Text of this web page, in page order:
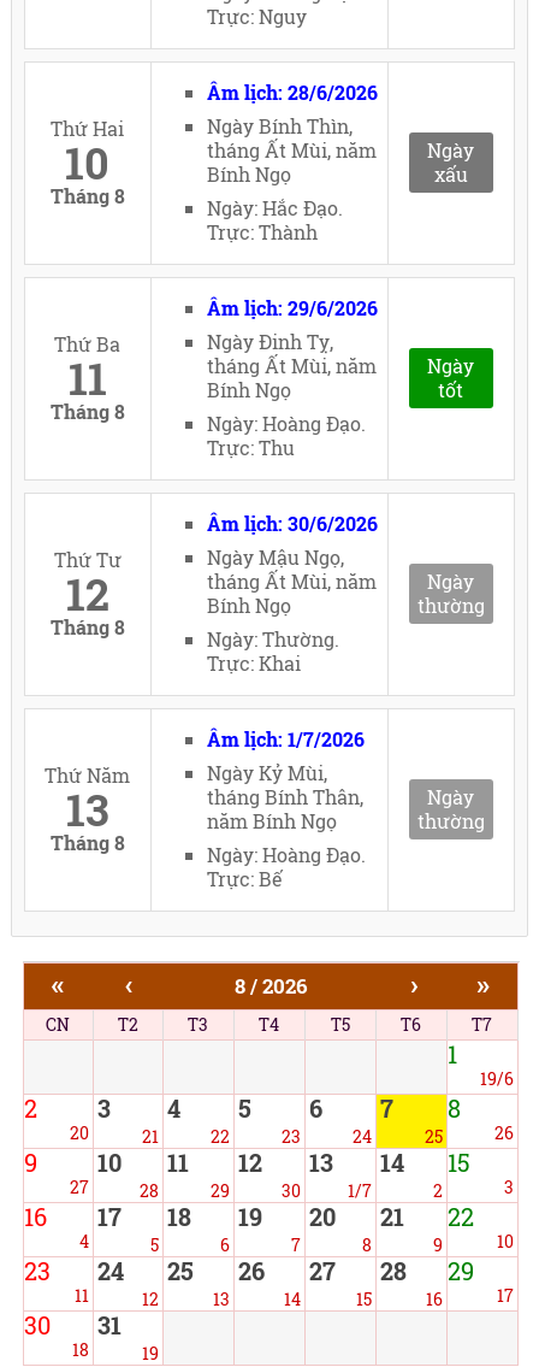
Trực: Nguy
Thứ Hai
10
Tháng 8
Âm lịch: 28/6/2026
Ngày Bính Thìn,
tháng Ất Mùi, năm
Bính Ngọ
Ngày: Hắc Đạo.
Trực: Thành
Ngày
xấu
Thứ Ba
11
Tháng 8
Âm lịch: 29/6/2026
Ngày Đinh Tỵ,
tháng Ất Mùi, năm
Bính Ngọ
Ngày: Hoàng Đạo.
Trực: Thu
Ngày
tốt
Thứ Tư
12
Tháng 8
Âm lịch: 30/6/2026
Ngày Mậu Ngọ,
tháng Ất Mùi, năm
Bính Ngọ
Ngày: Thường.
Trực: Khai
Ngày
thường
Thứ Năm
13
Tháng 8
Âm lịch: 1/7/2026
Ngày Kỷ Mùi,
tháng Bính Thân,
năm Bính Ngọ
Ngày: Hoàng Đạo.
Trực: Bế
Ngày
thường
« ‹ 8 / 2026 › »
CN T2 T3 T4 T5 T6 T7
1
19/6
2
20
3
21
4
22
5
23
6
24
7
25
8
26
9
27
10
28
11
29
12
30
13
1/7
14
2
15
3
16
4
17
5
18
6
19
7
20
8
21
9
22
10
23
11
24
12
25
13
26
14
27
15
28
16
29
17
30
18
31
19